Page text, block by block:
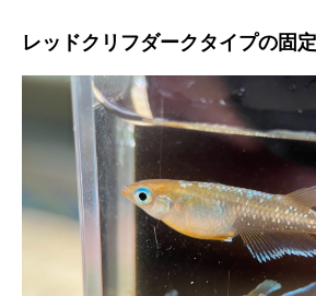
レッドクリフダークタイプの固